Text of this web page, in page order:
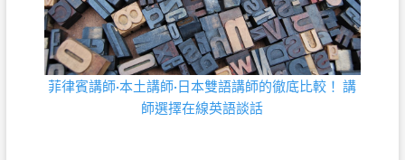
菲律賓講師·本土講師·日本雙語講師的徹底比較！ 講
師選擇在線英語談話